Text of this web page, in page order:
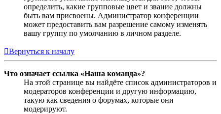
определить, какие групповые цвет и звание должны
быть вам присвоены. Администратор конференции
может предоставить вам разрешение самому изменять
вашу группу по умолчанию в личном разделе.
Вернуться к началу
Что означает ссылка «Наша команда»?
На этой странице вы найдёте список администраторов и
модераторов конференции и другую информацию,
такую как сведения о форумах, которые они
модерируют.